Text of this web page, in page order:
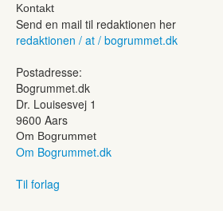
Kontakt
Send en mail til redaktionen her
redaktionen / at / bogrummet.dk
Postadresse:
Bogrummet.dk
Dr. Louisesvej 1
9600 Aars
Om Bogrummet
Om Bogrummet.dk
Til forlag